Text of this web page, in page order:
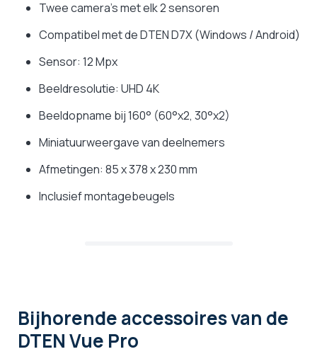
Twee camera's met elk 2 sensoren
Compatibel met de DTEN D7X (Windows / Android)
Sensor: 12 Mpx
Beeldresolutie: UHD 4K
Beeldopname bij 160° (60°x2, 30°x2)
Miniatuurweergave van deelnemers
Afmetingen: 85 x 378 x 230 mm
Inclusief montagebeugels
Bijhorende accessoiresvan de
DTEN Vue Pro